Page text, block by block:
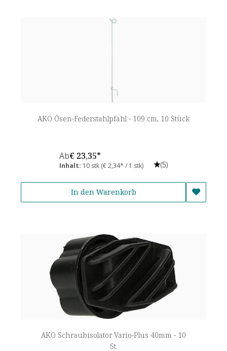
AKO Ösen-Federstahlpfahl - 109 cm, 10 Stück
Inhalt: 10 stk (€ 2,34* / 1 stk)
Ab€ 23,35*
(5)
In den Warenkorb
AKO Schraubisolator Vario-Plus 40mm - 10
St.